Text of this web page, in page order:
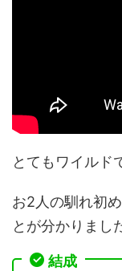
とてもワイルド
お2人の馴れ初
とが分かりまし
結成